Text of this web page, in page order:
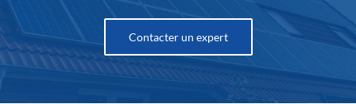
Contacter un expert